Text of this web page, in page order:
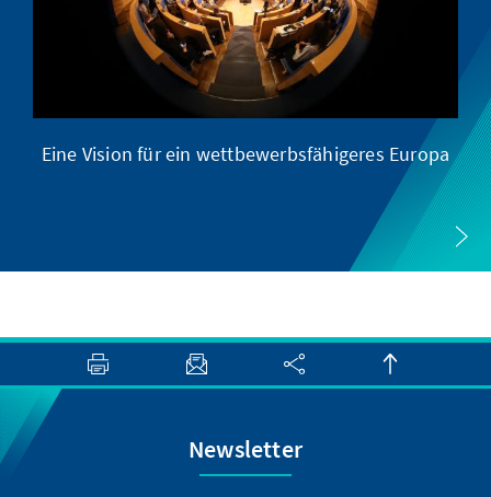
Eine Vision für ein wettbewerbsfähigeres Europa
Newsletter